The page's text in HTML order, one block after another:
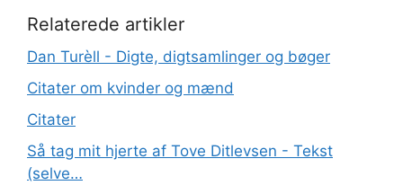
Dan Turèll - Digte, digtsamlinger og bøger
Citater om kvinder og mænd
Citater
Så tag mit hjerte af Tove Ditlevsen - Tekst
(selve…